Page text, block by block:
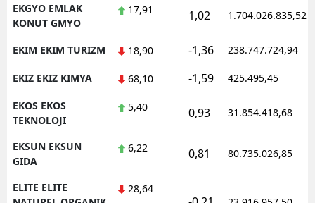
EKGYO EMLAK
KONUT GMYO
17,91 1,02 1.704.026.835,52
EKIM EKIM TURIZM 18,90 -1,36 238.747.724,94
EKIZ EKIZ KIMYA 68,10 -1,59 425.495,45
EKOS EKOS
TEKNOLOJI
5,40 0,93 31.854.418,68
EKSUN EKSUN
GIDA
6,22 0,81 80.735.026,85
ELITE ELITE
28,64